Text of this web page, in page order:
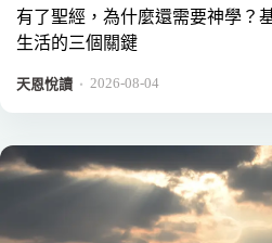
有了聖經，為什麼還需要神學？
生活的三個關鍵
天恩悅讀 ． 2026-08-04